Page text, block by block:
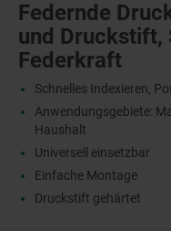
Federnde
und Druckstift,
Federkraft
Schnelles Indexieren,
Anwendungsgebiete:
Haushalt
Universell einsetzbar
Einfache Montage
Druckstift gehärtet